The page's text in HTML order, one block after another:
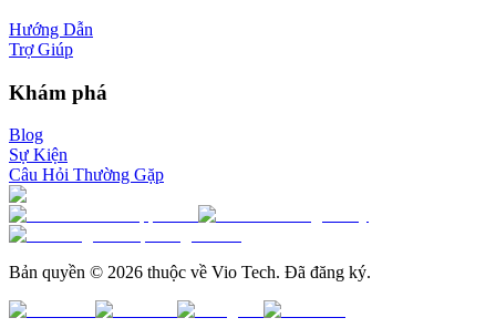
Hướng Dẫn
Trợ Giúp
Khám phá
Blog
Sự Kiện
Câu Hỏi Thường Gặp
Bản quyền © 2026 thuộc về Vio Tech. Đã đăng ký.